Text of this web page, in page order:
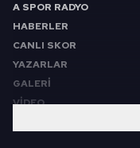
A SPOR RADYO
HABERLER
CANLI SKOR
YAZARLAR
GALERİ
VİDEO